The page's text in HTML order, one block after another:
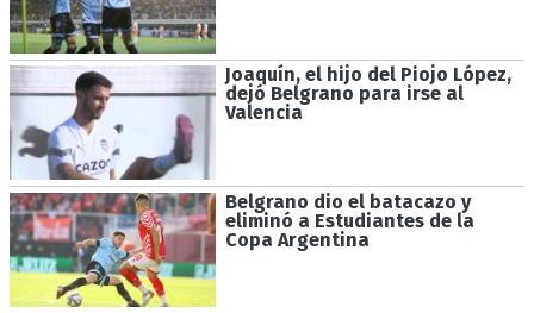
Joaquín, el hijo del Piojo López,
dejó Belgrano para irse al
Valencia
Belgrano dio el batacazo y
eliminó a Estudiantes de la
Copa Argentina